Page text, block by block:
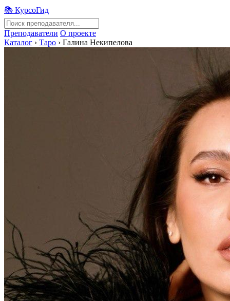
📚 КурсоГид
Преподаватели О проекте
Каталог › Таро › Галина Некипелова